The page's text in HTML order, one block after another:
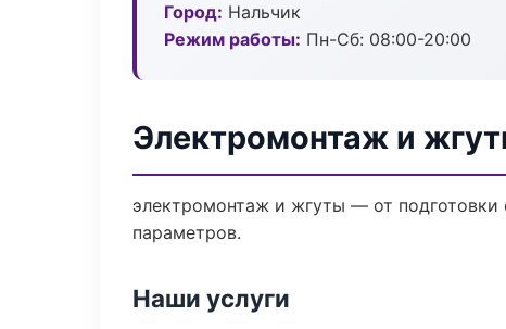
Город: Нальчик
Режим работы: Пн-Сб: 08:00-20:00
Электромонтаж и
электромонтаж и жгуты — от подготовки
параметров.
Наши услуги